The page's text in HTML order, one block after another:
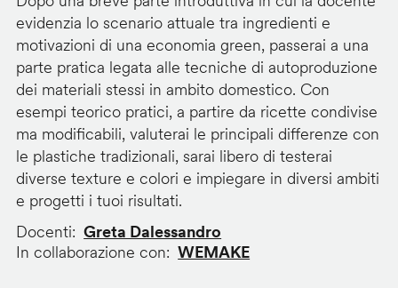
evidenzia lo scenario attuale tra ingredienti e
motivazioni di una economia green, passerai a una
parte pratica legata alle tecniche di autoproduzione
dei materiali stessi in ambito domestico. Con
esempi teorico pratici, a partire da ricette condivise
ma modificabili, valuterai le principali differenze con
le plastiche tradizionali, sarai libero di testerai
diverse texture e colori e impiegare in diversi ambiti
e progetti i tuoi risultati.
Docenti
Greta Dalessandro
In collaborazione con
WEMAKE